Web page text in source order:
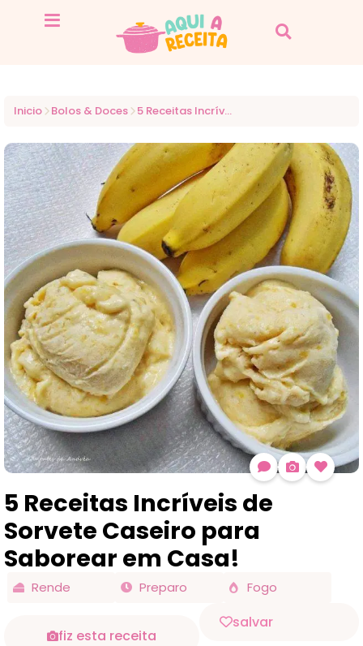
Inicio Bolos & Doces 5 Receitas Incríveis de Sorvete Caseiro para Saborear em Casa!
5 Receitas Incríveis de
Sorvete Caseiro para
Saborear em Casa!
Rende Preparo Fogo
fiz esta receita
salvar